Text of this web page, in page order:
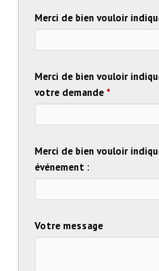
Merci de bien vouloir
Merci de bien vouloir
votre demande *
Merci de bien vouloir
événement :
Votre message